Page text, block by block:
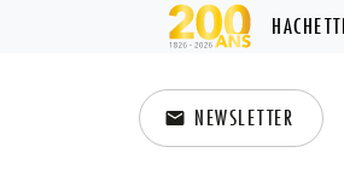
email NEWSLETTER